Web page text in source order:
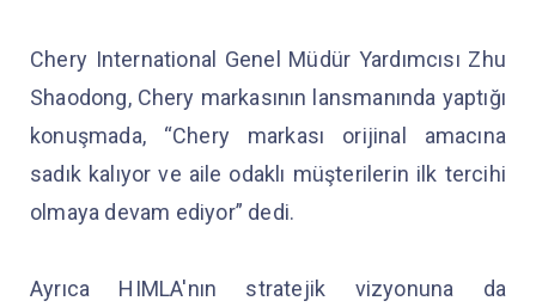
Chery International Genel Müdür Yardımcısı Zhu
Shaodong, Chery markasının lansmanında yaptığı
konuşmada, “Chery markası orijinal amacına
sadık kalıyor ve aile odaklı müşterilerin ilk tercihi
olmaya devam ediyor” dedi.
Ayrıca HIMLA'nın stratejik vizyonuna da